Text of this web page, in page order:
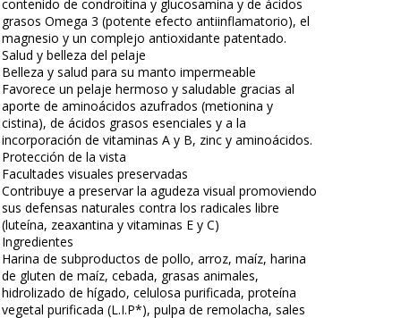
contenido de condroitina y glucosamina y de ácidos
grasos Omega 3 (potente efecto antiinflamatorio), el
magnesio y un complejo antioxidante patentado.
Salud y belleza del pelaje
Belleza y salud para su manto impermeable
Favorece un pelaje hermoso y saludable gracias al
aporte de aminoácidos azufrados (metionina y
cistina), de ácidos grasos esenciales y a la
incorporación de vitaminas A y B, zinc y aminoácidos.
Protección de la vista
Facultades visuales preservadas
Contribuye a preservar la agudeza visual promoviendo
sus defensas naturales contra los radicales libre
(luteína, zeaxantina y vitaminas E y C)
Ingredientes
Harina de subproductos de pollo, arroz, maíz, harina
de gluten de maíz, cebada, grasas animales,
hidrolizado de hígado, celulosa purificada, proteína
vegetal purificada (L.I.P*), pulpa de remolacha, sales